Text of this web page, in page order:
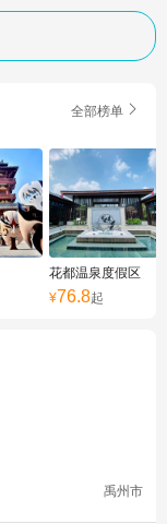
全部榜单 
花都温泉度假区
¥76.8起
禹州市